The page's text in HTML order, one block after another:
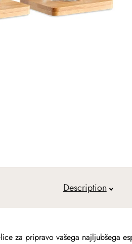
Description
za pripravo vašega najljubšega